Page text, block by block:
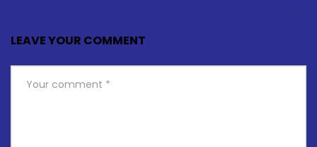
LEAVE YOUR COMMENT